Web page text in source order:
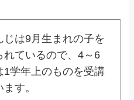
じは9月生まれの子を
れているので、4～6
1学年上のものを受講
す。